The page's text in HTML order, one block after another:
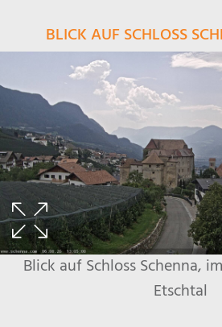
BLICK AUF SCHLOSS
Blick auf Schloss Schenna,
Etschtal